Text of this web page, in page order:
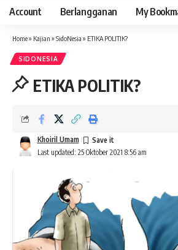
Account Berlangganan My
Home» Kajian » SidoNesia » ETIKA POLITIK?
SIDONESIA
ETIKA POLITIK?
Last updated: 25 Oktober 2021 8:56 am
Khoiril Umam